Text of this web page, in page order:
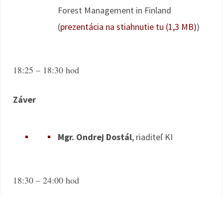
Forest Management in Finland
(prezentácia na stiahnutie tu (1,3 MB))
18:25 – 18:30 hod
Záver
Mgr. Ondrej Dostál, riaditeľ KI
18:30 – 24:00 hod